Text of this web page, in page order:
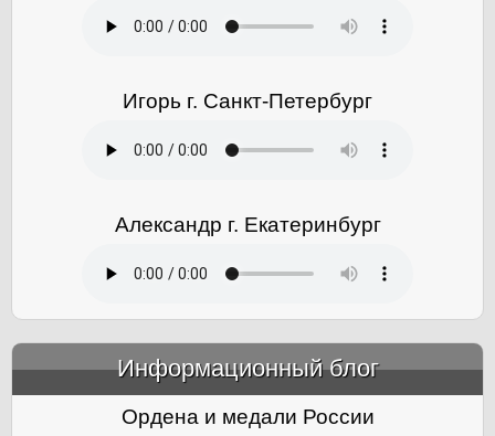
Игорь г. Санкт-Петербург
Александр г. Екатеринбург
Информационный блог
Ордена и медали России